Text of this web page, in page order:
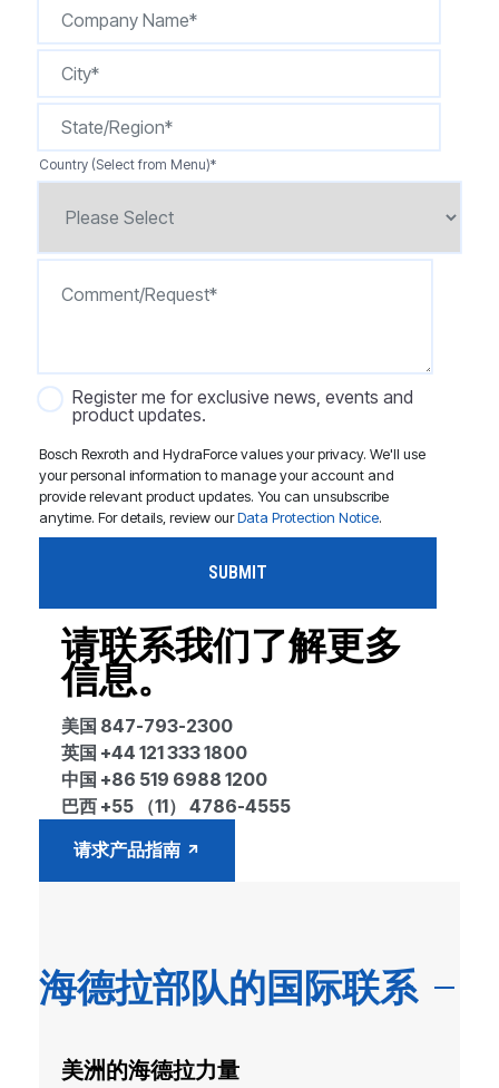
Country (Select from Menu)*
Register me for exclusive news, events and
product updates.
Bosch Rexroth and HydraForce values your privacy. We'll use
your personal information to manage your account and
provide relevant product updates. You can unsubscribe
anytime. For details, review ourData Protection Notice.
请联系我们了解更多
信息。
美国 847-793-2300
英国 +44 121 333 1800
中国 +86 519 6988 1200
巴西 +55 （11） 4786-4555
请求产品指南
海德拉部队的国际联系
美洲的海德拉力量